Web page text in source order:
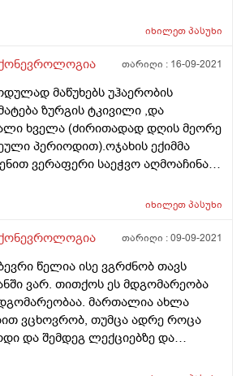
იხილეთპასუხი
თარიღი : 16-09-2021
ზურგის ტკივილი ,და
ხველა (ძირითადად დღის მეორე
პერიოდით).ოჯახის ექიმმა
ვერაფერი საეჭვო აღმოაჩინა
რამე უფრო
იხილეთპასუხი
თარიღი :09-09-2021
წელია ისე ვგრძნობ თავს
ვარ. თითქოს ეს მდგომარეობა
მართალია ახლა
ვცხოვრობ, თუმცა ადრე როცა
და შემდეგ ლექციებზე და